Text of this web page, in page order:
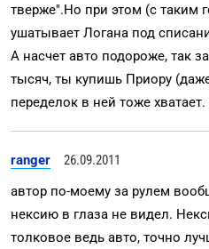
тверже".Но при этом (с таким
ушатывает Логана под
А насчет авто подороже, так
тысяч, ты купишь Приору
переделок в ней тоже хватает.
ranger
26.09.2011
автор по-моему за рулем
нексию в глаза не видел.
толковое ведь авто, точно